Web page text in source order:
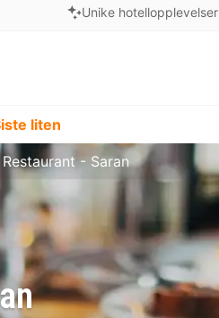
Unike hotellopplevelser
liten
Restaurant - Saran